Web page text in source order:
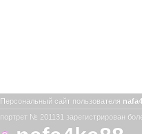
Персональный сайт пользователя
портрет № 201131 зарегистрирован